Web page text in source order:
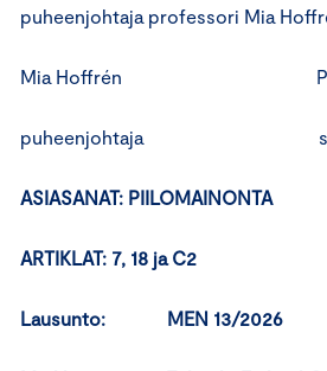
puheenjohtaja professori Mia
Mia Hoffrén Paula
puheenjohtaja
ASIASANAT: PIILOMAINONTA
ARTIKLAT: 7, 18 ja C2
Lausunto: MEN 13/2026